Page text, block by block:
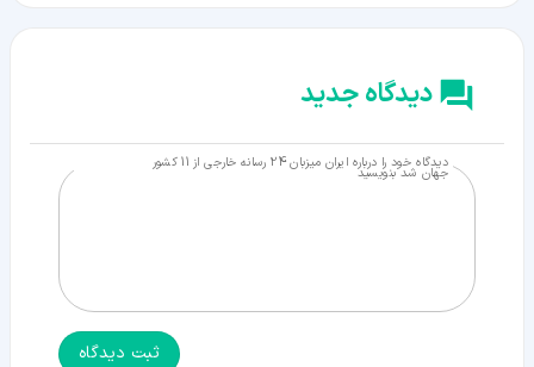
دیدگاه جدید
دیدگاه خود را درباره ایران میزبان 24 رسانه خارجی از 11 کشور
جهان شد بنویسید
ثبت دیدگاه